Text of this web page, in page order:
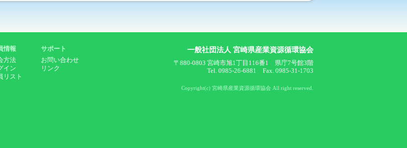
情報
方法
イン
リスト
サポート
お問い合わせ
リンク
一般社団法人 宮崎県産業資源循環協会
〒880-0803 宮崎市旭1丁目116番1 県庁7号館3階
Tel. 0985-26-6881 Fax. 0985-31-1703
Copyright(c) 宮崎県産業資源循環協会 All right reserved.